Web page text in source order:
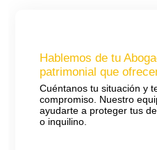
Hablemos de tu
patrimonial que
Cuéntanos tu situación y
compromiso. Nuestro
ayudarte a proteger tus
o inquilino.